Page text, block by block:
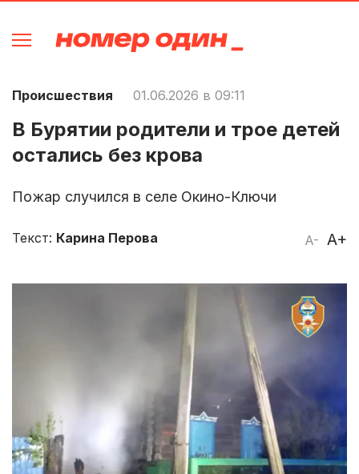
Происшествия 01.06.2026 в 09:11
В Бурятии родители и трое детей
остались без крова
Пожар случился в селе Окино-Ключи
A- A+
Текст: Карина Перова